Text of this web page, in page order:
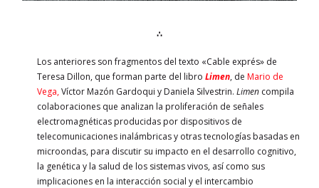
∴
Los anteriores son fragmentos del texto «Cable exprés» de
Teresa Dillon, que forman parte del libroLimen, deMario de
Vega,Víctor Mazón Gardoqui y Daniela Silvestrin.Limen compila
colaboraciones que analizan la proliferación de señales
electromagnéticas producidas por dispositivos de
telecomunicaciones inalámbricas y otras tecnologías basadas en
microondas, para discutir su impacto en el desarrollo cognitivo,
la genética y la salud de los sistemas vivos, así como sus
implicaciones en la interacción social y el intercambio